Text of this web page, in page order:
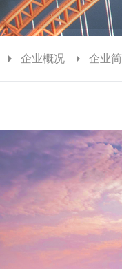
企业概况 企业